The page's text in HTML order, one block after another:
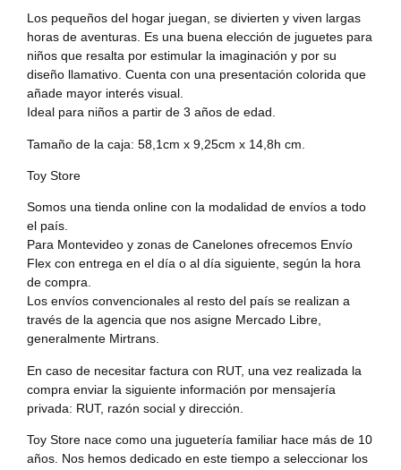
Los pequeños del hogar juegan, se divierten y viven largas
horas de aventuras. Es una buena elección de juguetes para
niños que resalta por estimular la imaginación y por su
diseño llamativo. Cuenta con una presentación colorida que
añade mayor interés visual.
Ideal para niños a partir de 3 años de edad.
Tamaño de la caja: 58,1cm x 9,25cm x 14,8h cm.
Toy Store
Somos una tienda online con la modalidad de envíos a todo
el país.
Para Montevideo y zonas de Canelones ofrecemos Envío
Flex con entrega en el día o al día siguiente, según la hora
de compra.
Los envíos convencionales al resto del país se realizan a
través de la agencia que nos asigne Mercado Libre,
generalmente Mirtrans.
En caso de necesitar factura con RUT, una vez realizada la
compra enviar la siguiente información por mensajería
privada: RUT, razón social y dirección.
Toy Store nace como una juguetería familiar hace más de 10
años. Nos hemos dedicado en este tiempo a seleccionar los